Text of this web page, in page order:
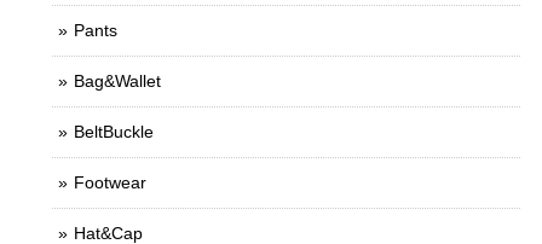
Pants
Bag&Wallet
BeltBuckle
Footwear
Hat&Cap